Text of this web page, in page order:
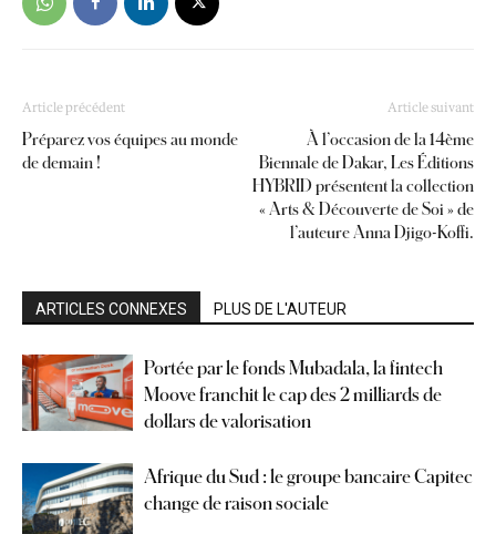
Article précédent
Préparez vos équipes au monde
de demain !
Article suivant
À l’occasion de la 14ème
Biennale de Dakar, Les Éditions
HYBRID présentent la collection
« Arts & Découverte de Soi » de
l’auteure Anna Djigo-Koffi.
ARTICLES CONNEXES PLUS DE L'AUTEUR
Portée par le fonds Mubadala, la fintech
Moove franchit le cap des 2 milliards de
dollars de valorisation
Afrique du Sud : le groupe bancaire Capitec
change de raison sociale